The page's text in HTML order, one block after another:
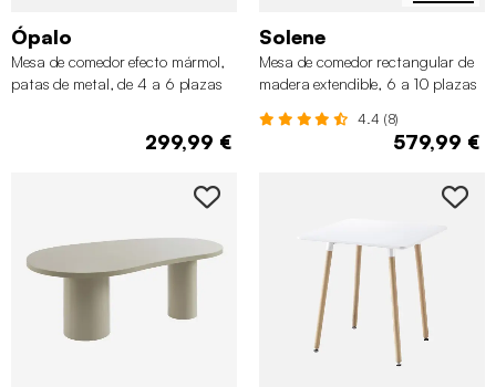
Ópalo
Mesa de comedor efecto mármol,
patas de metal, de 4 a 6 plazas
299,99 €
Solene
Mesa de comedor rectangular de
madera extendible, 6 a 10 plazas
4.4 (8)
579,99 €